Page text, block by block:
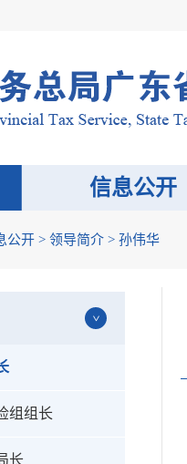
信息公开
公开 > 领导简介 > 孙伟华
组组长
长